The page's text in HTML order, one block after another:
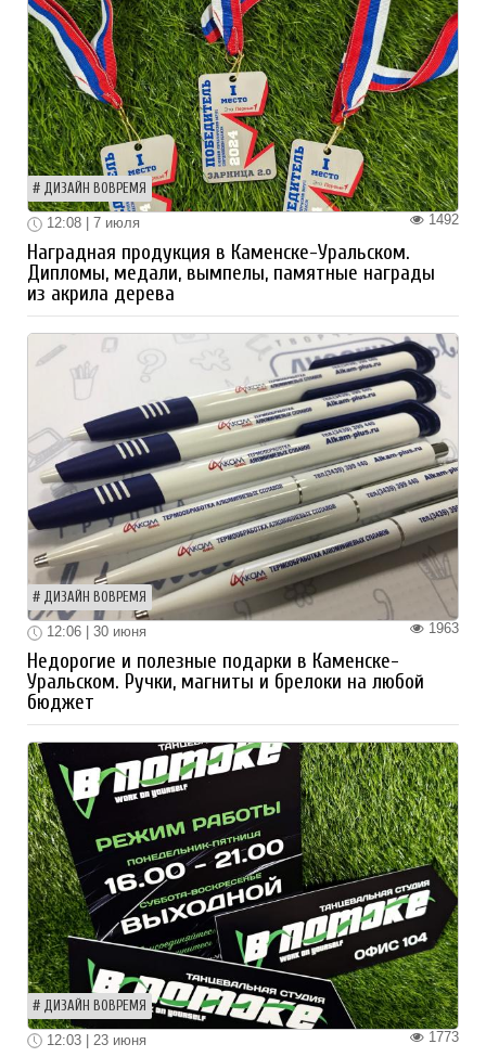
ДИЗАЙН ВОВРЕМЯ
1492
12:08 | 7 июля
Наградная продукция в Каменске-Уральском.
Дипломы, медали, вымпелы, памятные награды
из акрила дерева
ДИЗАЙН ВОВРЕМЯ
1963
12:06 | 30 июня
Недорогие и полезные подарки в Каменске-
Уральском. Ручки, магниты и брелоки на любой
бюджет
ДИЗАЙН ВОВРЕМЯ
1773
12:03 | 23 июня